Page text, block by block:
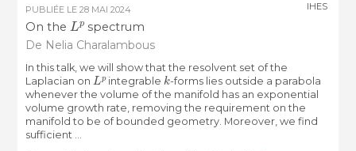
PUBLIÉE LE28 MAI 2024
On the
Lp
spectrum
De Nelia Charalambous
IHES
In this talk, we will show that the resolvent set of the
Laplacian on
Lp
integrable
k
-forms lies outside a parabola
whenever the volume of the manifold has an exponential
volume growth rate, removing the requirement on the
manifold to be of bounded geometry. Moreover, we find
sufficient ...